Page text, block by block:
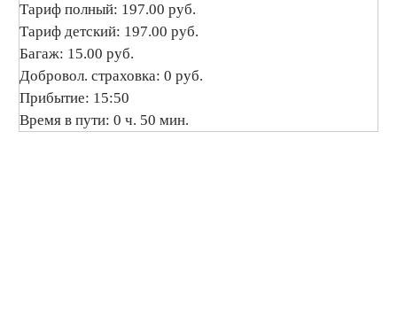
Тариф полный: 197.00 руб.
Тариф детский: 197.00 руб.
Багаж: 15.00 руб.
Добровол. страховка: 0 руб.
Прибытие: 15:50
Время в пути: 0 ч. 50 мин.